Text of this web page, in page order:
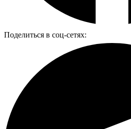
Поделиться в соц-сетях: